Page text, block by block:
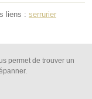
liens : serrurier
permet de trouver un